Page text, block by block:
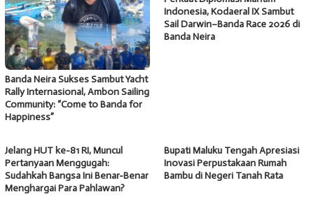
Banda Neira Sukses Sambut Yacht
Rally Internasional, Ambon Sailing
Community: “Come to Banda for
Happiness”
Indonesia, Kodaeral IX Sambut
Sail Darwin–Banda Race 2026 di
Banda Neira
Jelang HUT ke-81 RI, Muncul
Pertanyaan Menggugah:
Sudahkah Bangsa Ini Benar-Benar
Menghargai Para Pahlawan?
Bupati Maluku Tengah Apresiasi
Inovasi Perpustakaan Rumah
Bambu di Negeri Tanah Rata